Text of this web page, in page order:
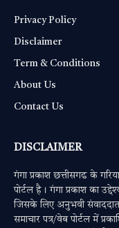
Privacy Policy
Disclaimer
Term & Conditions
About Us
Contact Us
DISCLAIMER
गंगा प्रकाश छत्तीसगढ के
पोर्टल है। गंगा प्रकाश का
जिसके लिए अनुभवी
समाचार पत्र/वेब पोर्टल में